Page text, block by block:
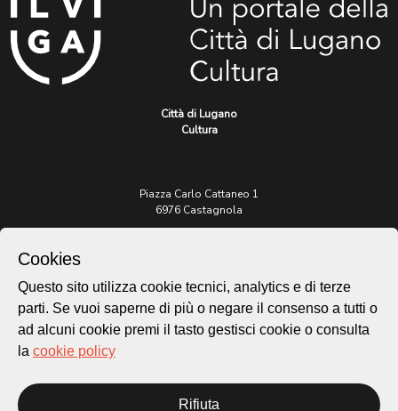
Città di Lugano
Cultura
Piazza Carlo Cattaneo 1
6976 Castagnola
Per informazioni:
patrimonio@lugano.ch
t. +41 58 866 68 50
Cookie policy
Cookies
Questo sito utilizza cookie tecnici, analytics e di terze
parti. Se vuoi saperne di più o negare il consenso a tutti o
ad alcuni cookie premi il tasto gestisci cookie o consulta
la cookie policy
Rifiuta